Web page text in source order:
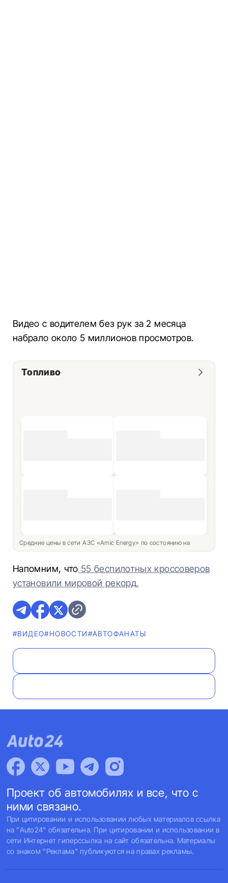
Видео с водителем без рук за 2 месяца
набрало около 5 миллионов просмотров.
Топливо
Средние цены в сети АЗС «Amic Energy» по состоянию на
Напомним, что 55 беспилотных кроссоверов
установили мировой рекорд.​​​​
#ВИДЕО#НОВОСТИ#AВТОФАНАТЫ
Проект об автомобилях и все, что с
ними связано.
При цитировании и использовании любых материалов ссылка
на "Auto24" обязательна. При цитировании и использовании в
сети Интернет гиперссылка на сайт обязательна. Материалы
со знаком "Реклама" публикуются на правах рекламы.